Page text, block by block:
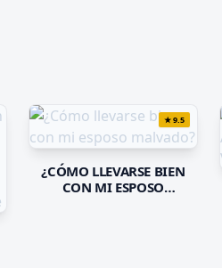
★9.5
¿CÓMO LLEVARSE BIEN
CON MI ESPOSO